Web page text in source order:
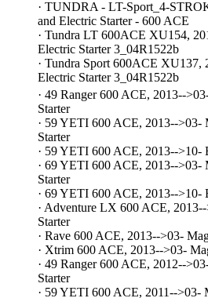
· TUNDRA - LT-Sport_4-
and Electric Starter - 600 ACE
· Tundra LT 600ACE XU154,
Electric Starter 3_04R1522b
· Tundra Sport 600ACE XU137,
Electric Starter 3_04R1522b
· 49 Ranger 600 ACE, 2013--
Starter
· 59 YETI 600 ACE, 2013-->03-
Starter
· 59 YETI 600 ACE, 2013-->10-
· 69 YETI 600 ACE, 2013-->03-
Starter
· 69 YETI 600 ACE, 2013-->10-
· Adventure LX 600 ACE,
Starter
· Rave 600 ACE, 2013-->03-
· Xtrim 600 ACE, 2013-->03-
· 49 Ranger 600 ACE, 2012--
Starter
· 59 YETI 600 ACE, 2011-->03-